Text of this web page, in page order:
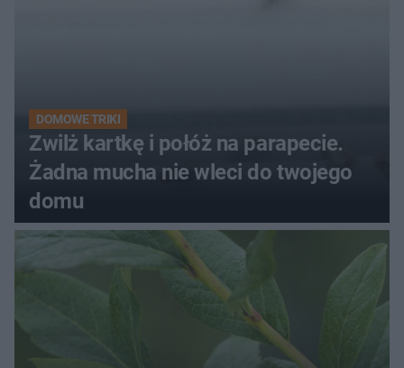
DOMOWE TRIKI
Zwilż kartkę i połóż na parapecie.
Żadna mucha nie wleci do twojego
domu